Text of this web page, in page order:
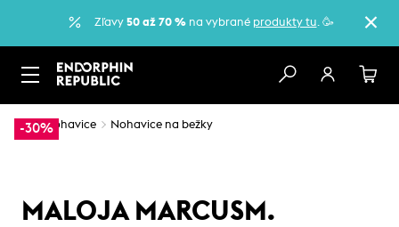
Zľavy 50 až 70 %na vybrané produkty tu. 🥳
-30%
… Nohavice Nohavice na bežky
MALOJA MARCUSM.